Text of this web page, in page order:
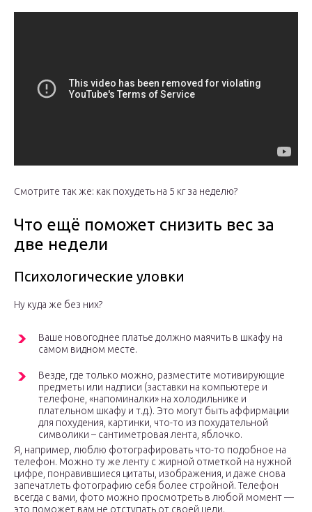
Смотрите так же: как похудеть на 5 кг за неделю?
Что ещё поможет снизить вес за
две недели
Психологические уловки
Ну куда же без них?
Ваше новогоднее платье должно маячить в шкафу на
самом видном месте.
Везде, где только можно, разместите мотивирующие
предметы или надписи (заставки на компьютере и
телефоне, «напоминалки» на холодильнике и
плательном шкафу и т.д.). Это могут быть аффирмации
для похудения, картинки, что-то из похудательной
символики – сантиметровая лента, яблочко.
Я, например, люблю фотографировать что-то подобное на
телефон. Можно ту же ленту с жирной отметкой на нужной
цифре, понравившиеся цитаты, изображения, и даже снова
запечатлеть фотографию себя более стройной. Телефон
всегда с вами, фото можно просмотреть в любой момент —
это поможет вам не отступать от своей цели.